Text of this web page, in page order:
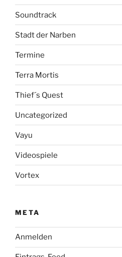
Soundtrack
Stadt der Narben
Termine
Terra Mortis
Thief´s Quest
Uncategorized
Vayu
Videospiele
Vortex
META
Anmelden